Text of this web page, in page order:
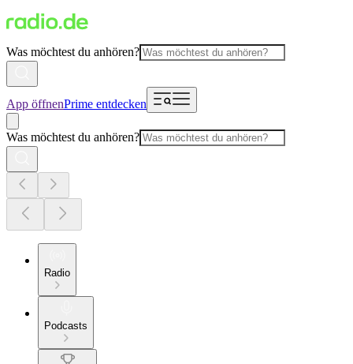
Was möchtest du anhören?
App öffnenPrime entdecken
Was möchtest du anhören?
Radio
Podcasts